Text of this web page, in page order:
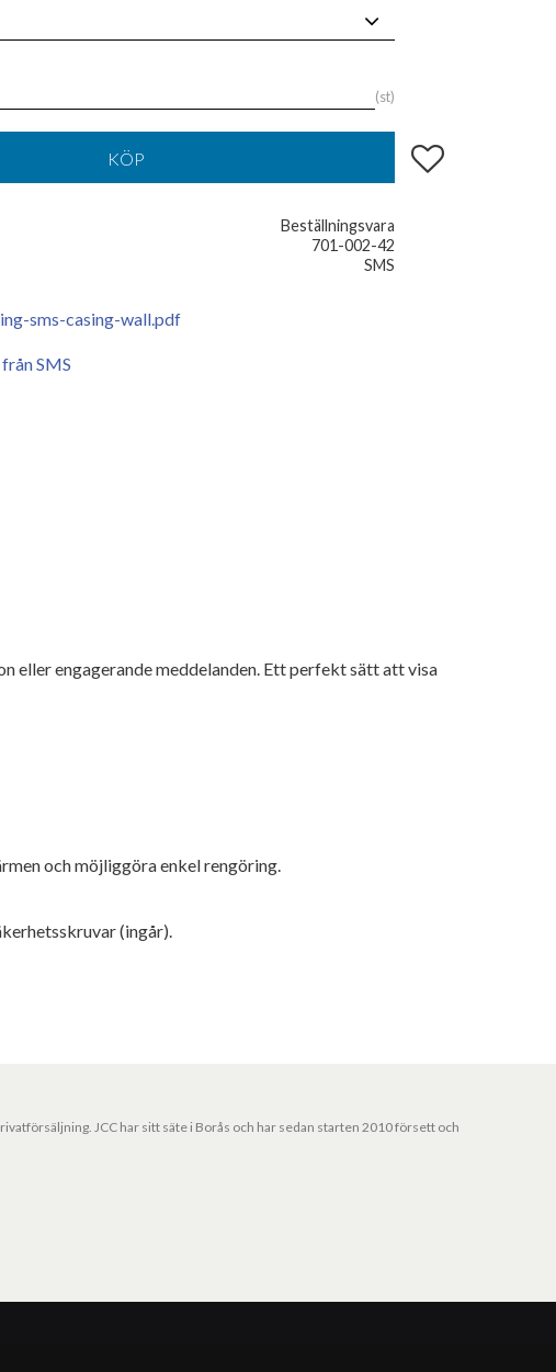
st
KÖP Lägg till i favoriter
Beställningsvara
701-002-42
SMS
sms-casing-wall.pdf
SMS
eller engagerande meddelanden. Ett perfekt sätt att visa
och möjliggöra enkel rengöring.
(ingår).
JCC har sitt säte i Borås och har sedan starten 2010 försett och